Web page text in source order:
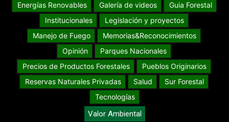
Energías Renovables
Galería de videos
Guia Forestal
Institucionales
Legislación y proyectos
Manejo de Fuego
Memorias&Reconocimientos
Opinión
Parques Nacionales
Precios de Productos Forestales
Pueblos Originarios
Reservas Naturales Privadas
Salud
Sur Forestal
Tecnologías
Valor Ambiental